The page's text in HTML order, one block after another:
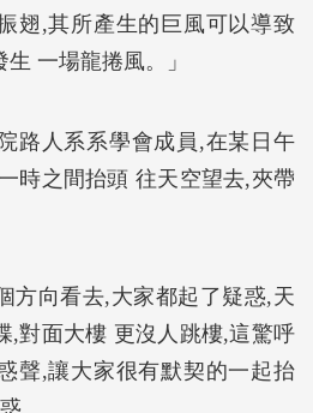
翅,其所產生的巨風可以導致
一場龍捲風。」
路人系系學會成員,在某日午
時之間抬頭 往天空望去,夾帶
方向看去,大家都起了疑惑,天
,對面大樓 更沒人跳樓,這驚呼
聲,讓大家很有默契的一起抬
。